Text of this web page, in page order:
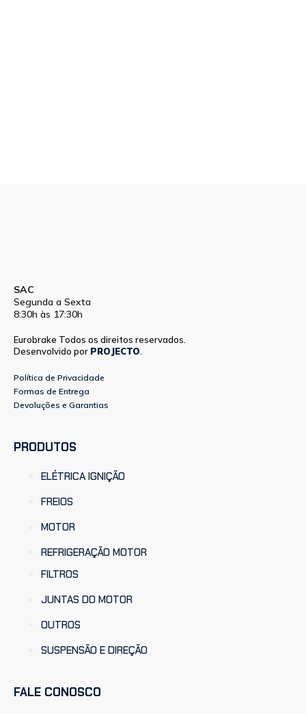
SAC
Segunda a Sexta
8:30h às 17:30h
Eurobrake Todos os direitos reservados.
Desenvolvido por PROJECTO
Política de Privacidade
Formas de Entrega
Devoluções e Garantias
PRODUTOS
ELÉTRICA IGNIÇÃO
FREIOS
MOTOR
REFRIGERAÇÃO MOTOR
FILTROS
JUNTAS DO MOTOR
OUTROS
SUSPENSÃO E DIREÇÃO
FALE CONOSCO